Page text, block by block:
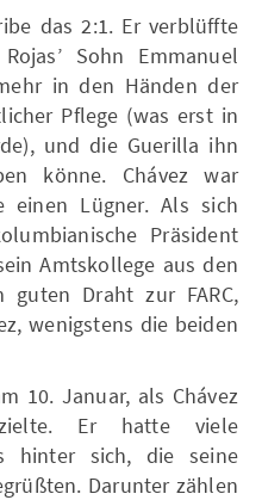
das 2:1. Er verblüffte
Sohn Emmanuel
in den Händen der
Pflege (was erst in
und die Guerilla ihn
könne. Chávez war
Lügner. Als sich
Präsident
Amtskollege aus den
Draht zur FARC,
wenigstens die beiden
10. Januar, als Chávez
Er hatte viele
hinter sich, die seine
Darunter zählen